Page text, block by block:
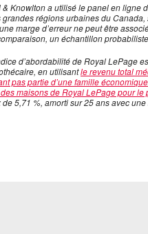
& Knowlton a utilisé le panel en ligne
grandes régions urbaines du Canada,
marge d’erreur ne peut être
un échantillon
d’abordabilité de Royal LePage
en utilisantle revenu total
pas partie d’une famille économique
maisons de Royal LePage pour le
de 5,71 %, amorti sur 25 ans avec